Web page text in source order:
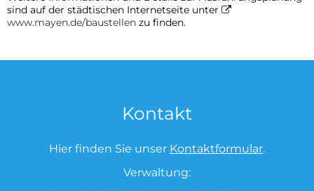
sind auf der städtischen Internetseite unter
www.mayen.de/baustellen zu finden.
Kontakt
Hier finden Sie unser Kontaktformular.
Verwaltung: